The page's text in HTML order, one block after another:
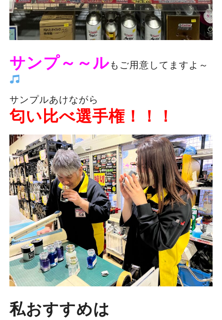
サンプ～～ルもご用意してますよ～
サンプルあけながら
匂い比べ選手権！！！
私おすすめは